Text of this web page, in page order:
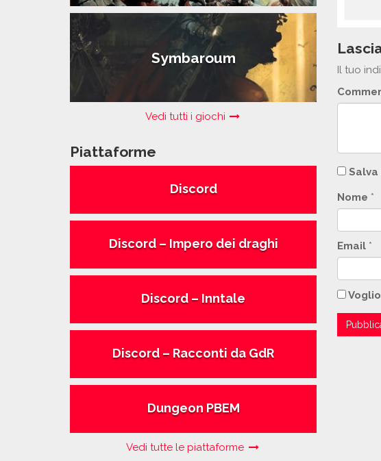
Symbaroum
Vedi tutti i giochi
Piattaforme
Discord
Discord – Impero dei draghi
Discord – Inntale
Discord – Racconti da GdR
Dungeon PBEM
Vedi tutte le piattaforme
Il tuo
Nome *
Email *